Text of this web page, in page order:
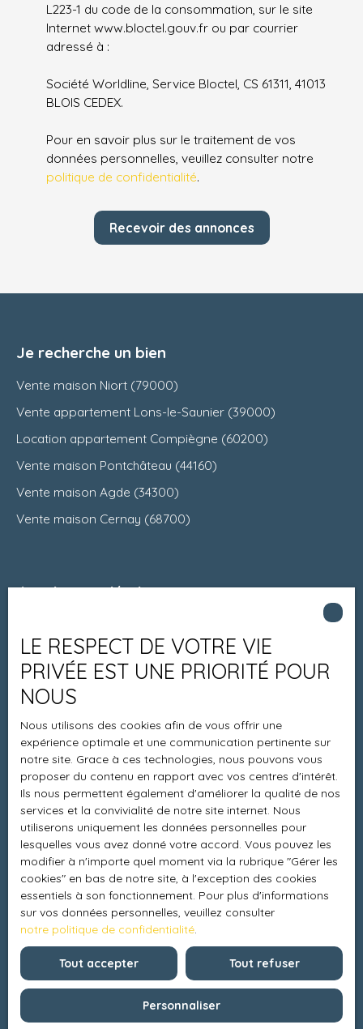
L223-1 du code de la consommation, sur le site
Internet www.bloctel.gouv.fr ou par courrier
adressé à :
Société Worldline, Service Bloctel, CS 61311, 41013
BLOIS CEDEX.
Pour en savoir plus sur le traitement de vos
données personnelles, veuillez consulter notre
politique de confidentialité.
Recevoir des annonces
Je recherche un bien
Vente maison Niort (79000)
Vente appartement Lons-le-Saunier (39000)
Location appartement Compiègne (60200)
Vente maison Pontchâteau (44160)
Vente maison Agde (34300)
Vente maison Cernay (68700)
Je suis propriétaire
Espace vendeur
Vendre avec nous
Charte 21
Contact
Informations
Recrutement
Honoraires
Mentions légales
Politique de confidentialité
Plan du site
Gérer les cookies
Propulsé par
LE RESPECT DE VOTRE VIE
PRIVÉE EST UNE PRIORITÉ POUR
NOUS
Nous utilisons des cookies afin de vous offrir une
expérience optimale et une communication pertinente sur
notre site. Grace à ces technologies, nous pouvons vous
proposer du contenu en rapport avec vos centres d'intérêt.
Ils nous permettent également d'améliorer la qualité de nos
services et la convivialité de notre site internet. Nous
utiliserons uniquement les données personnelles pour
lesquelles vous avez donné votre accord. Vous pouvez les
modifier à n'importe quel moment via la rubrique ″Gérer les
cookies″ en bas de notre site, à l'exception des cookies
essentiels à son fonctionnement. Pour plus d'informations
sur vos données personnelles, veuillez consulter
notre politique de confidentialité.
Tout accepter Tout refuser
Personnaliser